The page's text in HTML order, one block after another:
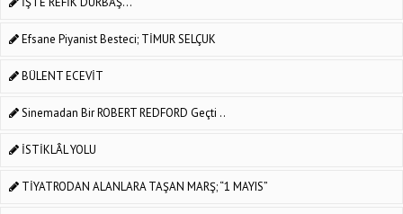
Efsane Piyanist Besteci; TİMUR SELÇUK
BÜLENT ECEVİT
Sinemadan Bir ROBERT REDFORD Geçti ..
İSTİKLÂL YOLU
TİYATRODAN ALANLARA TAŞAN MARŞ; “1 MAYIS”